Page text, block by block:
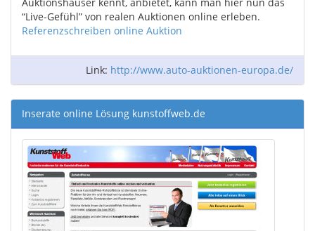
“Live-Gefühl” von realen Auktionen online erleben.
Referenzschreiben online Auktion
Link: http://www.auto-auktionen-europa.de/
Inserate online Lösung kunstoffweb.de